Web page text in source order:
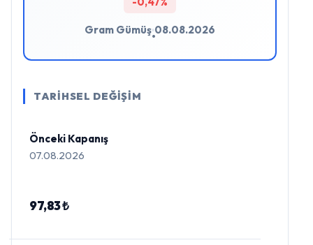
Gram Gümüş
•
08.08.2026
TARİHSEL DEĞİŞİM
Önceki Kapanış
07.08.2026
97,83 ₺